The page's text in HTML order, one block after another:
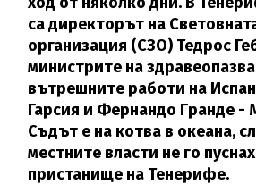
са директорът на
организация (СЗО) Тедрос
министрите на
вътрешните работи на
Гарсия и Фернандо Гранде -
Съдът е на котва в океана,
местните власти не го
пристанище на Тенерифе.